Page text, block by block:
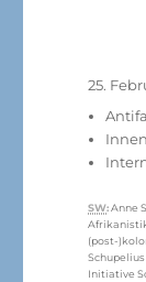
25.
SW:Anne
(post-
Schupelius
Initiative